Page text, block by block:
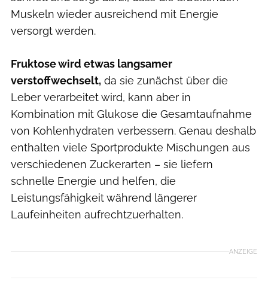
Muskeln wieder ausreichend mit Energie
versorgt werden.
Fruktose wird etwas langsamer
verstoffwechselt, da sie zunächst über die
Leber verarbeitet wird, kann aber in
Kombination mit Glukose die Gesamtaufnahme
von Kohlenhydraten verbessern. Genau deshalb
enthalten viele Sportprodukte Mischungen aus
verschiedenen Zuckerarten – sie liefern
schnelle Energie und helfen, die
Leistungsfähigkeit während längerer
Laufeinheiten aufrechtzuerhalten.
ANZEIGE